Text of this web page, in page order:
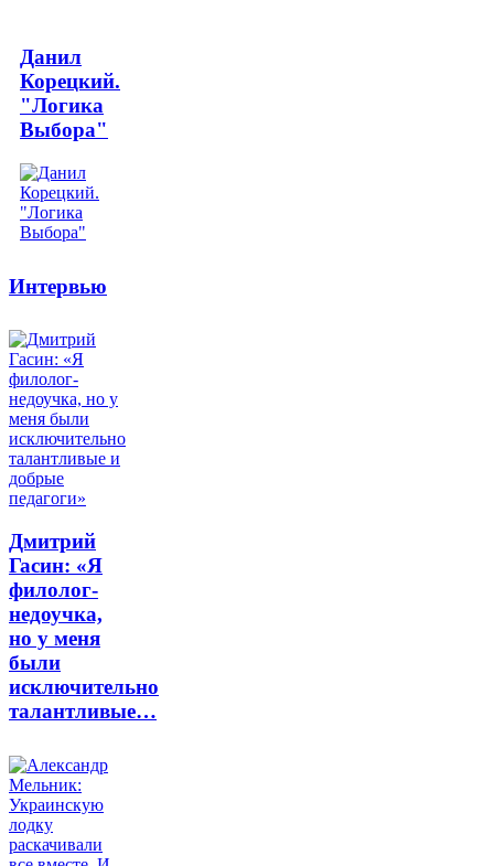
Данил
Корецкий.
"Логика
Выбора"
Интервью
Дмитрий
Гасин: «Я
филолог-
недоучка,
но у меня
были
исключительно
талантливые…